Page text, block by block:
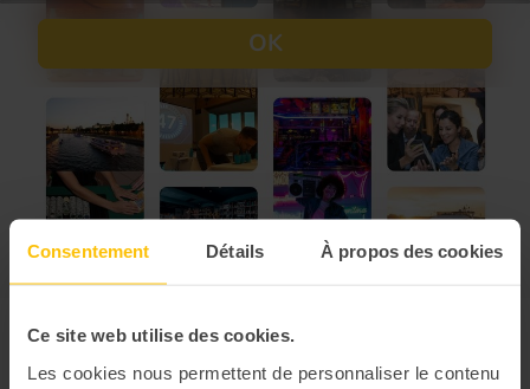
Consentement Détails À propos des cookies
Ce site web utilise des cookies.
Les cookies nous permettent de personnaliser le contenu